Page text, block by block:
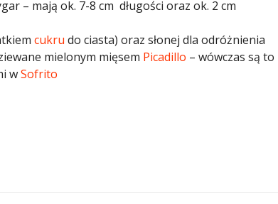
– mają ok. 7-8 cm długości oraz ok. 2 cm
cukru do ciasta) oraz słonej dla odróżnienia
mielonym mięsem Picadillo – wówczas są to
wSofrito